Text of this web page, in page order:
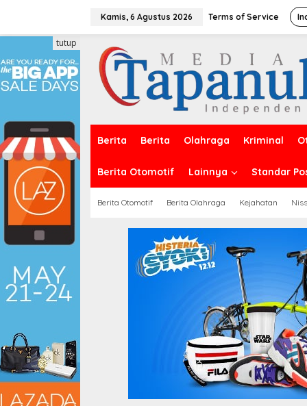
Kamis, 6 Agustus 2026 Terms of Service
Berita Berita Olahraga Kriminal
Berita Otomotif Lainnya Standar
Berita Otomotif Berita Olahraga Kejahatan
tutup